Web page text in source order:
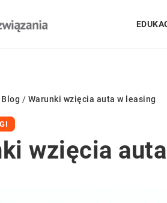
Blog / Warunki wzięcia auta w leasing
wzięcia